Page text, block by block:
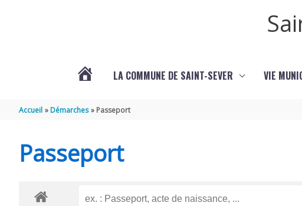
SAINT-
LA COMMUNE DE SAINT-SEVER VIE
Accueil Démarches Passeport
Passeport